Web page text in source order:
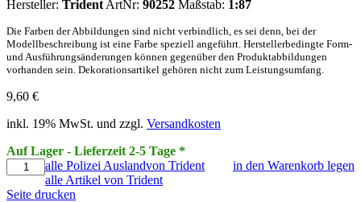
Hersteller: Trident ArtNr: 90252 Maßstab: 1:87
Die Farben der Abbildungen sind nicht verbindlich, es sei denn, bei der
Modellbeschreibung ist eine Farbe speziell angeführt. Herstellerbedingte Form-
und Ausführungsänderungen können gegenüber den Produktabbildungen
vorhanden sein. Dekorationsartikel gehören nicht zum Leistungsumfang.
9,60 €
inkl. 19% MwSt. und zzgl. Versandkosten
Auf Lager - Lieferzeit 2-5 Tage *
in den Warenkorb legen
alle Polizei Auslandvon Trident
alle Artikel von Trident
Seite drucken